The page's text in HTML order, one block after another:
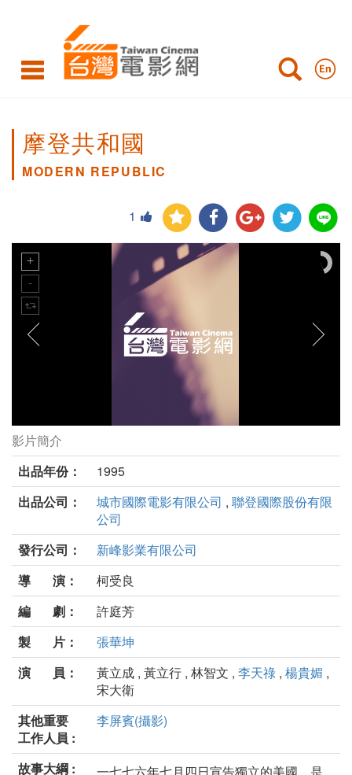
摩登共和國
MODERN REPUBLIC
1
摩登共和國劇照
影片簡介
出品年份：
1995
出品公司：
城市國際電影有限公司 , 聯登國際股份有限
公司
發行公司：
新峰影業有限公司
導 演：
柯受良
編 劇：
許庭芳
製 片：
張華坤
演 員：
黃立成 , 黃立行 , 林智文 , 李天祿 , 楊貴媚 ,
宋大衛
其他重要
工作人員 :
李屏賓(攝影)
故事大綱 :